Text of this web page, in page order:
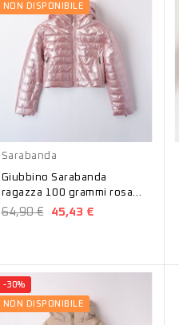
NON DISPONIBILE
Sarabanda
Giubbino Sarabanda
ragazza 100 grammi rosa
8448
64,90 € 45,43 €
-30%
NON DISPONIBILE